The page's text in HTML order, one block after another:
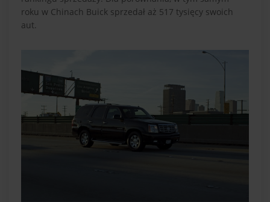
roku w Chinach Buick sprzedał aż 517 tysięcy swoich
aut.